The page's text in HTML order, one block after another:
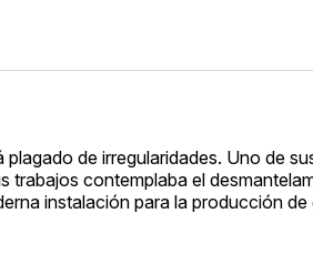
de irregularidades. Uno de
trabajos contemplaba el
instalación para la producción